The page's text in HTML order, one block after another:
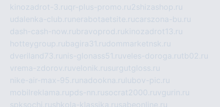
kinozadrot-3.ruqr-plus-promo.ru2shizashop.ru
udalenka-club.ru nerabotaetsite.rucarszona-bu.ru
dash-cash-now.rubravoprod.rukinozadrot13.ru
hotteygroup.rubagira31.rudommarketnsk.ru
dveriland73.ru nis-glonass51.ruveles-doroga.rutb02.ru
vrema-zdorov.ruvelonik.rusurgutgloss.ru
nike-air-max-95.ru nadookna.ru lubov-pic.ru
mobilreklama.rupds-nn.rusocrat2000.ruvgurin.ru
spksochi.rushkola-klassika.rusabeonline.ru